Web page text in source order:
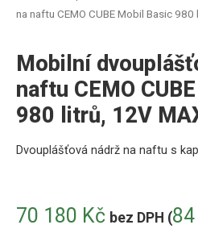
na naftu CEMO CUBE Mobil Basic
Mobilní
naftu CEMO
980 litrů, 12V
70 180 Kč bez DPH (
Dvouplášťová nádrž na naftu s